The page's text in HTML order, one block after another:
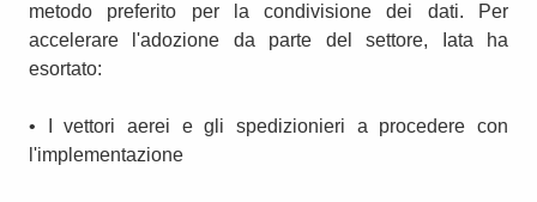
metodo preferito per la condivisione dei dati. Per
accelerare l'adozione da parte del settore, Iata ha
esortato:
• I vettori aerei e gli spedizionieri a procedere con
l'implementazione